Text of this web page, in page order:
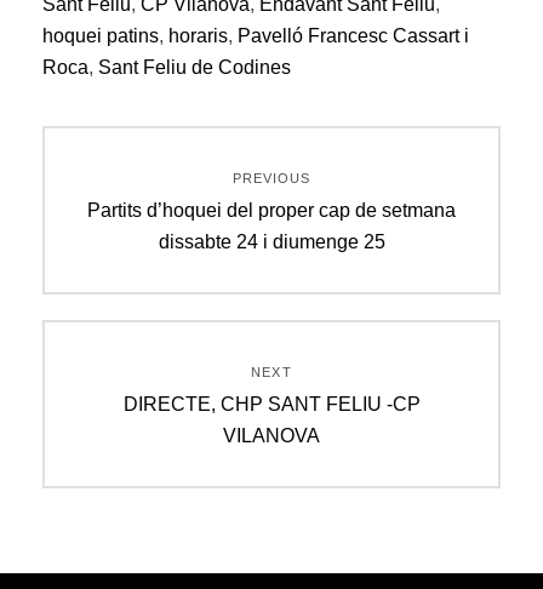
hoquei patins, horaris, Pavelló Francesc Cassart i
Roca, Sant Feliu de Codines
d'entrades
PREVIOUS
Previous
Partits d’hoquei del proper cap de setmana
dissabte 24 i diumenge 25
NEXT
Next
DIRECTE, CHP SANT FELIU -CP
VILANOVA